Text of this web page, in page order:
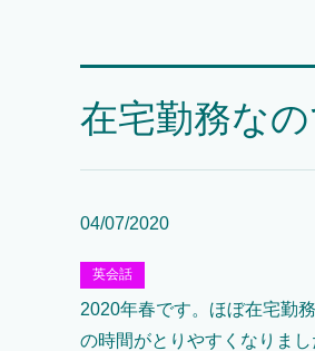
在宅勤務な
04/07/2020
英会話
2020年春です。ほぼ在宅勤
の時間がとりやすくなりま